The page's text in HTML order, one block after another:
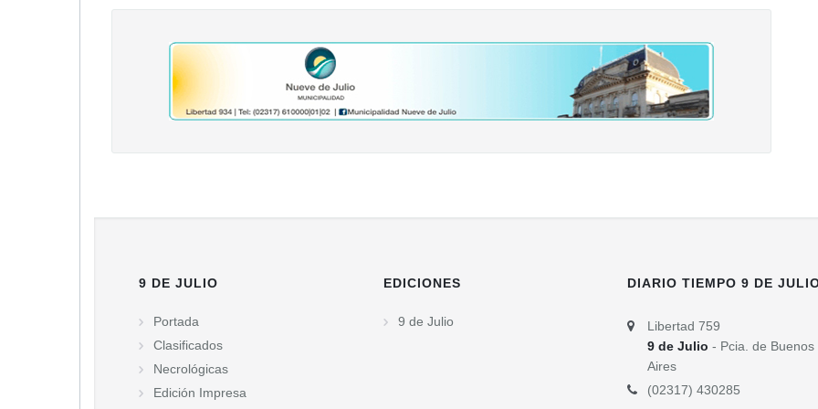
9 DE JULIO
Portada
Clasificados
Necrológicas
Edición Impresa
EDICIONES
9 de Julio
DIARIO TIEMPO 9 DE
Libertad 759
9 de Julio - Pcia. de Buenos
Aires
(02317) 430285